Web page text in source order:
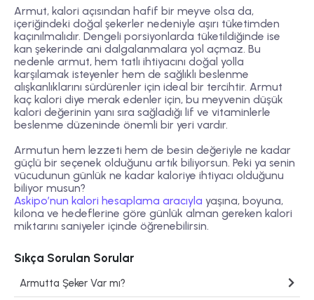
Armut, kalori açısından hafif bir meyve olsa da,
içeriğindeki doğal şekerler nedeniyle aşırı tüketimden
kaçınılmalıdır. Dengeli porsiyonlarda tüketildiğinde ise
kan şekerinde ani dalgalanmalara yol açmaz. Bu
nedenle armut, hem tatlı ihtiyacını doğal yolla
karşılamak isteyenler hem de sağlıklı beslenme
alışkanlıklarını sürdürenler için ideal bir tercihtir. Armut
kaç kalori diye merak edenler için, bu meyvenin düşük
kalori değerinin yanı sıra sağladığı lif ve vitaminlerle
beslenme düzeninde önemli bir yeri vardır.
Armutun hem lezzeti hem de besin değeriyle ne kadar
güçlü bir seçenek olduğunu artık biliyorsun. Peki ya senin
vücudunun günlük ne kadar kaloriye ihtiyacı olduğunu
biliyor musun?
Askipo’nun kalori hesaplama aracıyla yaşına, boyuna,
kilona ve hedeflerine göre günlük alman gereken kalori
miktarını saniyeler içinde öğrenebilirsin.
Sıkça Sorulan Sorular
Armutta Şeker Var mı?